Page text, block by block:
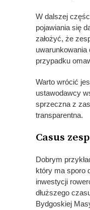
W dalszej
pojawiania się
założyć, że
uwarunkowania
przypadku
Warto wrócić
ustawodawcy
sprzeczna z
transparentna.
Casus
Dobrym
który ma sporo
inwestycji
dłuższego
Bydgoskiej